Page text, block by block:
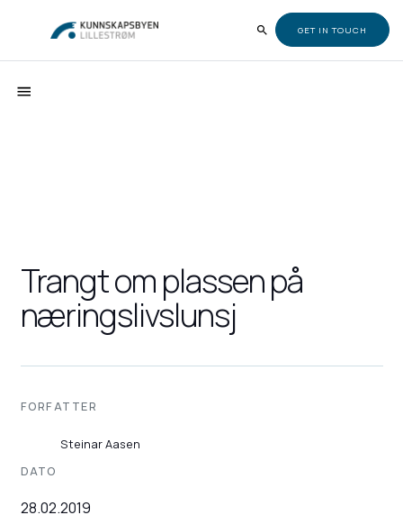
GET IN TOUCH
Trangt om plassen på
næringslivslunsj
FORFATTER
Steinar Aasen
DATO
28.02.2019